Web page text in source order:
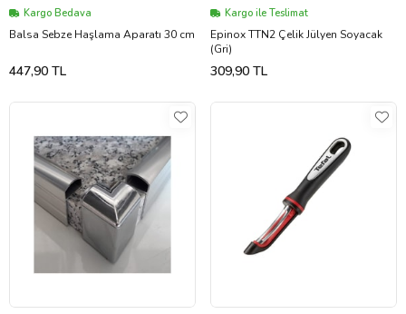
Kargo Bedava
Balsa Sebze Haşlama Aparatı 30 cm
447,90 TL
Kargo ile Teslimat
Epinox TTN2 Çelik Jülyen Soyacak
(Gri)
309,90 TL